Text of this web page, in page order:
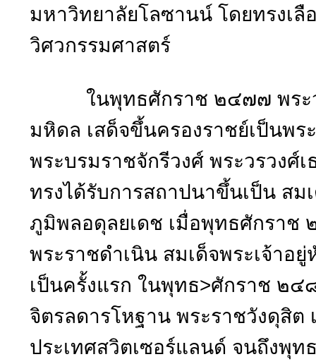
มหาวิทยาลัยโลซานน์ โดยทรงเ
วิศวกรรมศาสตร์
ในพุทธศักราช ๒๔๗๗ พระวร
มหิดล เสด็จขึ้นครองราชย์เป็นพ
พระบรมราชจักรีวงศ์ พระวรวงศ์
ทรงได้รับการสถาปนาขึ้นเป็น สม
ภูมิพลอดุลยเดช เมื่อพุทธศักราช
พระราชดำเนิน สมเด็จพระเจ้าอ
เป็นครั้งแรก ในพุทธ>ศักราช ๒
จิตรลดารโหฐาน พระราชวังดุสิต
ประเทศสวิตเซอร์แลนด์ จนถึงพุ